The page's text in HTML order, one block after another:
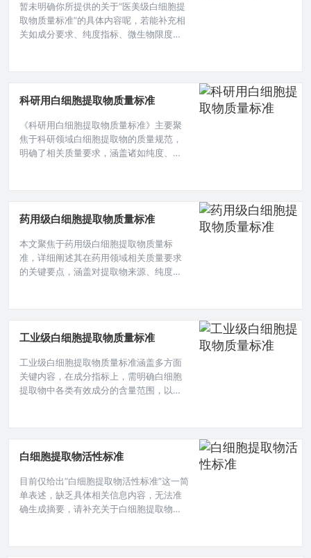
的原料，正逐渐受到关注，对于化妆品级
白细胞提取物而言，建立严格且科学的质
量标
暂未明确你所提供的关于“医美级白细胞提
取物质量标准”的具体内容呢，若能补充相
关如成分要求、纯度指标、微生物限度、
角，因其在皮肤修复、抗衰等方面展现出
应用中的安全性与有效性,严格的质量标准
至关重要。 从原材料采集角度来
科研用白细胞提取物质量标准
《科研用白细胞提取物质量标准》主要聚
焦于科研领域白细胞提取物的质量规范，
明确了相关质量要求，涵盖诸如纯度、活
重复性，对科研工作的顺利开展具有重要
度指标活性测定标准微生物限度要求稳定
性要求内毒素限量在科研领域,白细胞提
药用级白细胞提取物质量标准
本文聚焦于药用级白细胞提取物质量标
准，详细阐述其在药用领域相关质量要求
的关键要点，涵盖对提取物来源、纯度、
药领域有着重要的应用，其质量标准直接
细胞提取物的质量标准涵盖多个关键方面,
以下将详细阐述。 从原材料采集角度
工业级白细胞提取物质量标准
工业级白细胞提取物质量标准涵盖多方面
关键内容，在成分指标上，需明确白细胞
提取物中各类有效成分的含量范围，以确
相应规定，保障工业级白细胞提取物能在
技飞速发展的时代，白细胞提取物在诸多
领域展现出了重要的应用潜力，而对于工
业级白
白细胞提取物活性标准
目前仅给出“白细胞提取物活性标准”这一简
单表述，缺乏具体相关信息内容，无法准
确生成摘要，请补充关于白细胞提取物活